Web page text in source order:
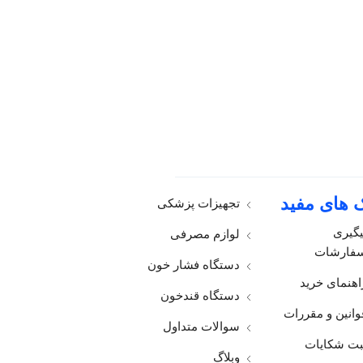
های مفید
خرید
و مقررات
شکایات
تجهیزات پزشکی
لوازم مصرفی
دستگاه فشار خون
دستگاه قندخون
سوالات متداول
وبلاگ